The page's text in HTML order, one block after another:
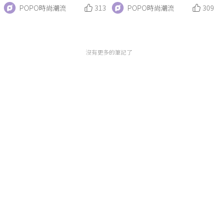
『J Force 1』光看細節就知
道是心動警報！
POPO時尚潮流 313
一次看！日出紫、夕暮藍太迷
人！
POPO時尚潮流 309
沒有更多的筆記了